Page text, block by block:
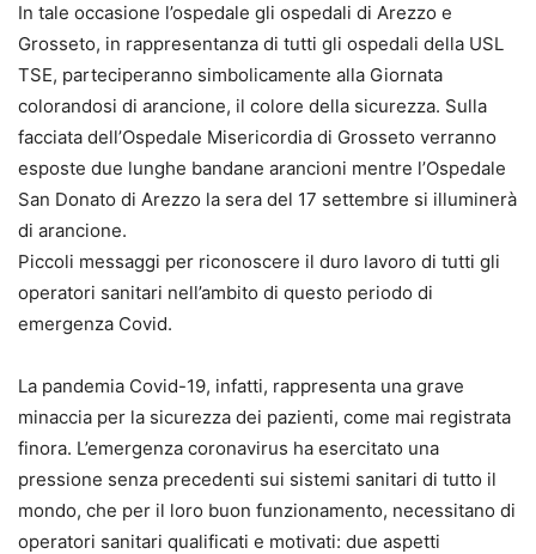
In tale occasione l’ospedale gli ospedali di Arezzo e
Grosseto, in rappresentanza di tutti gli ospedali della USL
TSE, parteciperanno simbolicamente alla Giornata
colorandosi di arancione, il colore della sicurezza. Sulla
facciata dell’Ospedale Misericordia di Grosseto verranno
esposte due lunghe bandane arancioni mentre l’Ospedale
San Donato di Arezzo la sera del 17 settembre si illuminerà
di arancione.
Piccoli messaggi per riconoscere il duro lavoro di tutti gli
operatori sanitari nell’ambito di questo periodo di
emergenza Covid.
La pandemia Covid-19, infatti, rappresenta una grave
minaccia per la sicurezza dei pazienti, come mai registrata
finora. L’emergenza coronavirus ha esercitato una
pressione senza precedenti sui sistemi sanitari di tutto il
mondo, che per il loro buon funzionamento, necessitano di
operatori sanitari qualificati e motivati: due aspetti